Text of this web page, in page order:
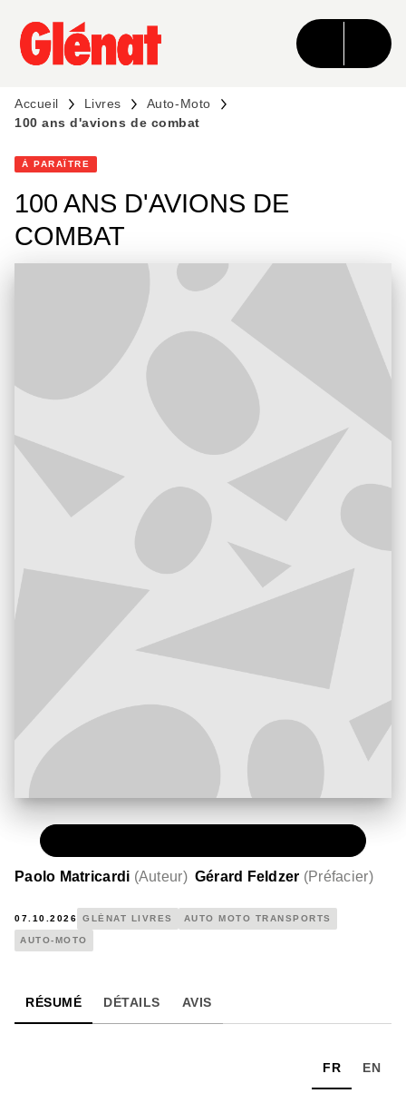
MENU RECHERCHE CONTENU
PIED DE PAGE
Accueil Livres
Auto-Moto
100 ans d'avions de combat
À PARAÎTRE
100 ANS D'AVIONS DE
COMBAT
Paolo Matricardi (Auteur) Gérard Feldzer (Préfacier)
07.10.2026 GLÉNAT LIVRES AUTO MOTO TRANSPORTS
AUTO-MOTO
RÉSUMÉ DÉTAILS AVIS
FR EN